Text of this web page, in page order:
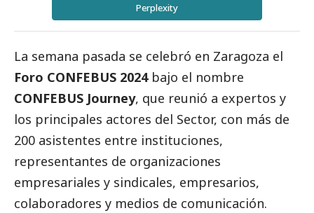
Perplexity
La semana pasada se celebró en Zaragoza el
Foro CONFEBUS 2024bajo el nombre
CONFEBUS Journey, que reunió a expertos y
los principales actores del Sector, con más de
200 asistentes entre instituciones,
representantes de organizaciones
empresariales y sindicales, empresarios,
colaboradores y medios de comunicación.